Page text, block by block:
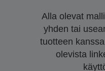
Alla olevat
yhden tai
tuotteen
olevista